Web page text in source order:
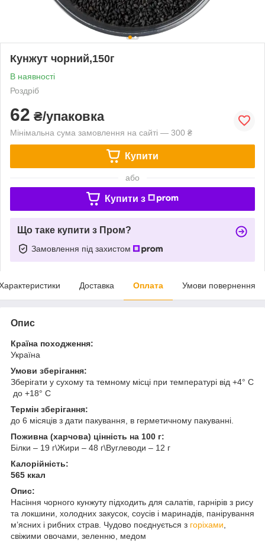
Кунжут чорний,150г
В наявності
Роздріб
62 ₴/упаковка
Мінімальна сума замовлення на сайті — 300 ₴
Купити
або
Купити з
Що таке купити з Пром?
Замовлення під захистом
Доставка Оплата Умови повернення
Опис
Країна походження:
Україна
Умови зберігання:
Зберігати у сухому та темному місці при температурі від +4° С
до +18° С
Термін зберігання:
до 6 місяців з дати пакування, в герметичному пакуванні.
Поживна (харчова) цінність на 100 г:
Білки – 19 г\Жири – 48 г\Вуглеводи – 12 г
Калорійність:
565 ккал
Опис:
Насіння чорного кунжуту підходить для салатів, гарнірів з рису
та локшини, холодних закусок, соусів і маринадів, панірування
м’ясних і рибних страв. Чудово поєднується з горіхами
свіжими овочами, зеленню, медом